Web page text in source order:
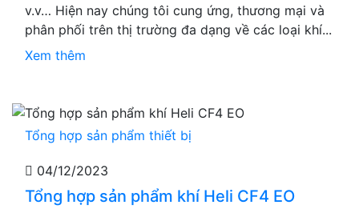
v.v… Hiện nay chúng tôi cung ứng, thương mại và
phân phối trên thị trường đa dạng về các loại khí...
Xem thêm
Tổng hợp sản phẩm thiết bị
04/12/2023
Tổng hợp sản phẩm khí Heli CF4 EO